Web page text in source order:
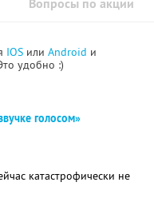
Вопросы по акции
IOS или Android и
удобно :)
голосом»
катастрофически не